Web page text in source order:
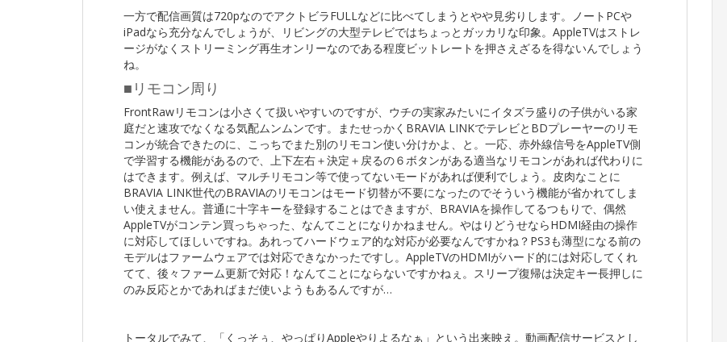
一方で配信画質は720pなのでアクトビラFULLなどに比べてしまうとやや見劣りします。ノートPCや
iPadなら充分なんでしょうが、リビングの大型テレビではちょっとガッカリな印象。AppleTVはストレ
ージがなくストリーミング再生オンリーなのである程度ビットレートを押さえざるを得ないんでしょう
ね。
■リモコン周り
FrontRawリモコンは小さくて扱いやすいのですが、ウチの実家みたいにイタズラ盛りの子供がいる家
庭だと速攻でなくなる気配ムンムンです。またせっかくBRAVIA LINKでテレビとBDプレーヤーのリモ
コンが統合できたのに、こっちでまた別のリモコン使い分けかよ、と。一応、赤外線信号をAppleTV側
で学習する機能があるので、上下左右＋決定＋戻るの６ボタンがある適当なリモコンがあれば代わりに
はできます。例えば、マルチリモコン等で使ってないモードがあれば便利でしょう。皮肉なことに
BRAVIA LINK世代のBRAVIAのリモコンはモード切替が不要になったのでそういう機能が省かれてしま
い使えません。普通に十字キーを登録することはできますが、BRAVIAを操作してるつもりで、偶然
AppleTVがコンテン買っちゃった、なんてことになりかねません。やはりどうせならHDMI経由の操作
に対応してほしいですね。あれってハードウェア的な対応が必要なんですかね？PS3も薄型になる前の
モデルはファームウェアでは対応できなかったですし。AppleTVのHDMIがハード的には対応してくれ
てて、後々ファーム更新で対応！なんてことにならないですかねぇ。スリープ復帰は決定キー長押しに
のみ反応とかであればまだ使いようもあるんですが…
トータルでみて、「くっそぅ、やっぱりAppleやりよるなぁ」という出来映え。動画配信サービスとし